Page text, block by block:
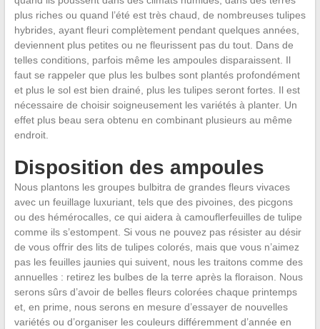
plus riches ou quand l’été est très chaud, de nombreuses tulipes
hybrides, ayant fleuri complètement pendant quelques années,
deviennent plus petites ou ne fleurissent pas du tout. Dans de
telles conditions, parfois même les ampoules disparaissent. Il
faut se rappeler que plus les bulbes sont plantés profondément
et plus le sol est bien drainé, plus les tulipes seront fortes. Il est
nécessaire de choisir soigneusement les variétés à planter. Un
effet plus beau sera obtenu en combinant plusieurs au même
endroit.
Disposition des ampoules
Nous plantons les groupes bulbitra de grandes fleurs vivaces
avec un feuillage luxuriant, tels que des pivoines, des picgons
ou des hémérocalles, ce qui aidera à camouflerfeuilles de tulipe
comme ils s’estompent. Si vous ne pouvez pas résister au désir
de vous offrir des lits de tulipes colorés, mais que vous n’aimez
pas les feuilles jaunies qui suivent, nous les traitons comme des
annuelles : retirez les bulbes de la terre après la floraison. Nous
serons sûrs d’avoir de belles fleurs colorées chaque printemps
et, en prime, nous serons en mesure d’essayer de nouvelles
variétés ou d’organiser les couleurs différemment d’année en